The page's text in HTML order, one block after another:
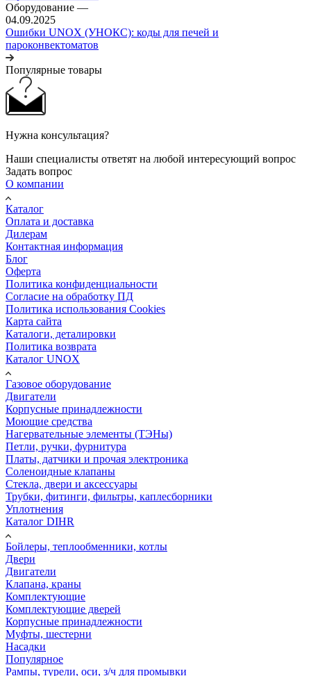
Оборудование —
04.09.2025
Ошибки UNOX (УНОКС): коды для печей и
пароконвектоматов
Популярные товары
Нужна консультация?
Наши специалисты ответят на любой интересующий вопрос
Задать вопрос
О компании
Каталог
Оплата и доставка
Дилерам
Контактная информация
Блог
Оферта
Политика конфиденциальности
Согласие на обработку ПД
Политика использования Cookies
Карта сайта
Каталоги, деталировки
Политика возврата
Каталог UNOX
Газовое оборудование
Двигатели
Корпусные принадлежности
Моющие средства
Нагервательные элементы (ТЭНы)
Петли, ручки, фурнитура
Платы, датчики и прочая электроника
Соленоидные клапаны
Стекла, двери и аксессуары
Трубки, фитинги, фильтры, каплесборники
Уплотнения
Каталог DIHR
Бойлеры, теплообменники, котлы
Двери
Двигатели
Клапана, краны
Комплектующие
Комплектующие дверей
Корпусные принадлежности
Муфты, шестерни
Насадки
Популярное
Рампы, турели, оси, з/ч для промывки